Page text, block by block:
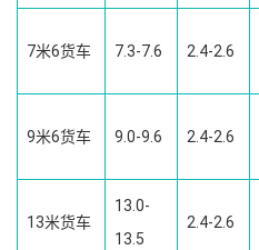
7米6货车 7.3-7.6 2.4-2.6
9米6货车 9.0-9.6 2.4-2.6
13米货车
13.0-
13.5
2.4-2.6